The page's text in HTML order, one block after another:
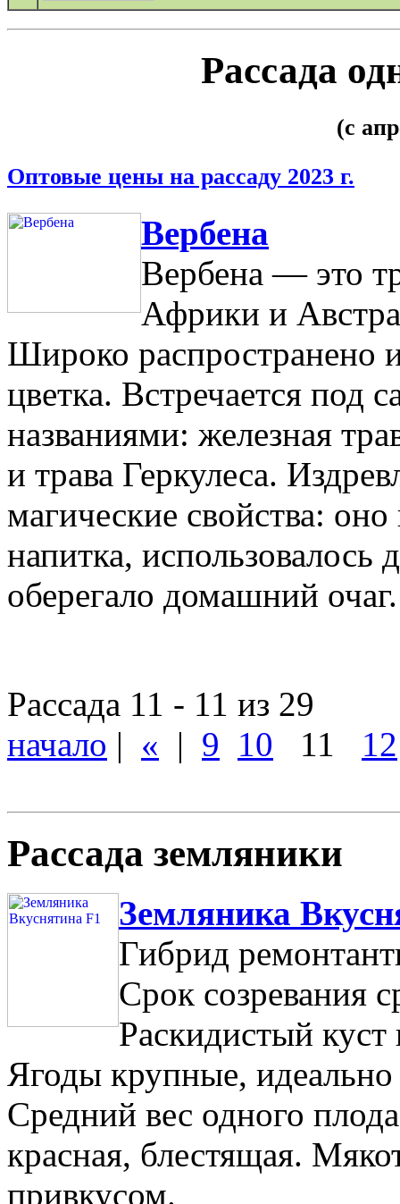
Рассада
(с
Оптовые цены на рассаду 2023 г.
Вербена
Вербена — это
Африки и
Широко распространено
цветка. Встречается под
названиями: железная
и трава Геркулеса.
магические свойства:
напитка,
оберегало домашний очаг.
Рассада 11 - 11 из 29
начало | « | 9 10 11 12
Рассада земляники
Земляника
Гибрид
Срок созревания
Раскидистый
Ягоды крупные,
Средний вес одного
красная, блестящая.
привкусом.